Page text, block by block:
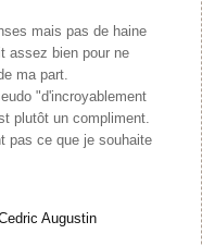
mais pas de haine
assez bien pour ne
ma part.
"d'incroyablement
plutôt un compliment.
pas ce que je souhaite
Augustin